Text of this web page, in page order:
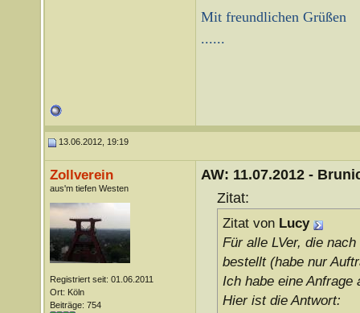
Mit freundlichen Grüßen
......
13.06.2012, 19:19
Zollverein
aus'm tiefen Westen
Registriert seit: 01.06.2011
Ort: Köln
Beiträge: 754
AW: 11.07.2012 -
Zitat:
Zitat von Lucy
Für alle LVer, die
bestellt (habe nur
Ich habe eine
Hier ist die Antwort: